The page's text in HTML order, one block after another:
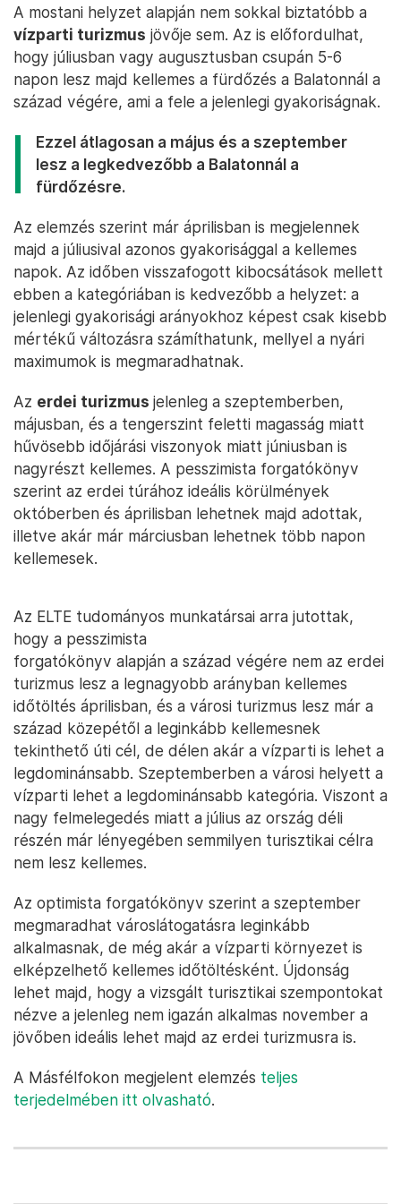
A mostani helyzet alapján nem sokkal biztatóbb a
vízparti turizmus jövője sem. Az is előfordulhat,
hogy júliusban vagy augusztusban csupán 5-6
napon lesz majd kellemes a fürdőzés a Balatonnál a
század végére, ami a fele a jelenlegi gyakoriságnak.
Ezzel átlagosan a május és a szeptember
lesz a legkedvezőbb a Balatonnál a
fürdőzésre.
Az elemzés szerint már áprilisban is megjelennek
majd a júliusival azonos gyakorisággal a kellemes
napok. Az időben visszafogott kibocsátások mellett
ebben a kategóriában is kedvezőbb a helyzet: a
jelenlegi gyakorisági arányokhoz képest csak kisebb
mértékű változásra számíthatunk, mellyel a nyári
maximumok is megmaradhatnak.
Az erdei turizmus jelenleg a szeptemberben,
májusban, és a tengerszint feletti magasság miatt
hűvösebb időjárási viszonyok miatt júniusban is
nagyrészt kellemes. A pesszimista forgatókönyv
szerint az erdei túrához ideális körülmények
októberben és áprilisban lehetnek majd adottak,
illetve akár már márciusban lehetnek több napon
kellemesek.
Az ELTE tudományos munkatársai arra jutottak,
hogy a pesszimista
forgatókönyv alapján a század végére nem az erdei
turizmus lesz a legnagyobb arányban kellemes
időtöltés áprilisban, és a városi turizmus lesz már a
század közepétől a leginkább kellemesnek
tekinthető úti cél, de délen akár a vízparti is lehet a
legdominánsabb. Szeptemberben a városi helyett a
vízparti lehet a legdominánsabb kategória. Viszont a
nagy felmelegedés miatt a július az ország déli
részén már lényegében semmilyen turisztikai célra
nem lesz kellemes.
Az optimista forgatókönyv szerint a szeptember
megmaradhat városlátogatásra leginkább
alkalmasnak, de még akár a vízparti környezet is
elképzelhető kellemes időtöltésként. Újdonság
lehet majd, hogy a vizsgált turisztikai szempontokat
nézve a jelenleg nem igazán alkalmas november a
jövőben ideális lehet majd az erdei turizmusra is.
A Másfélfokon megjelent elemzés teljes
terjedelmében itt olvasható.